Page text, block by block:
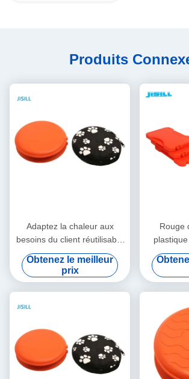
Produits
Adaptez la chaleur aux
besoins du client réutilisable
sûre durable emballe les
réchauffeurs matériels de
main de pp
Obtenez le meilleur
prix
Rouge